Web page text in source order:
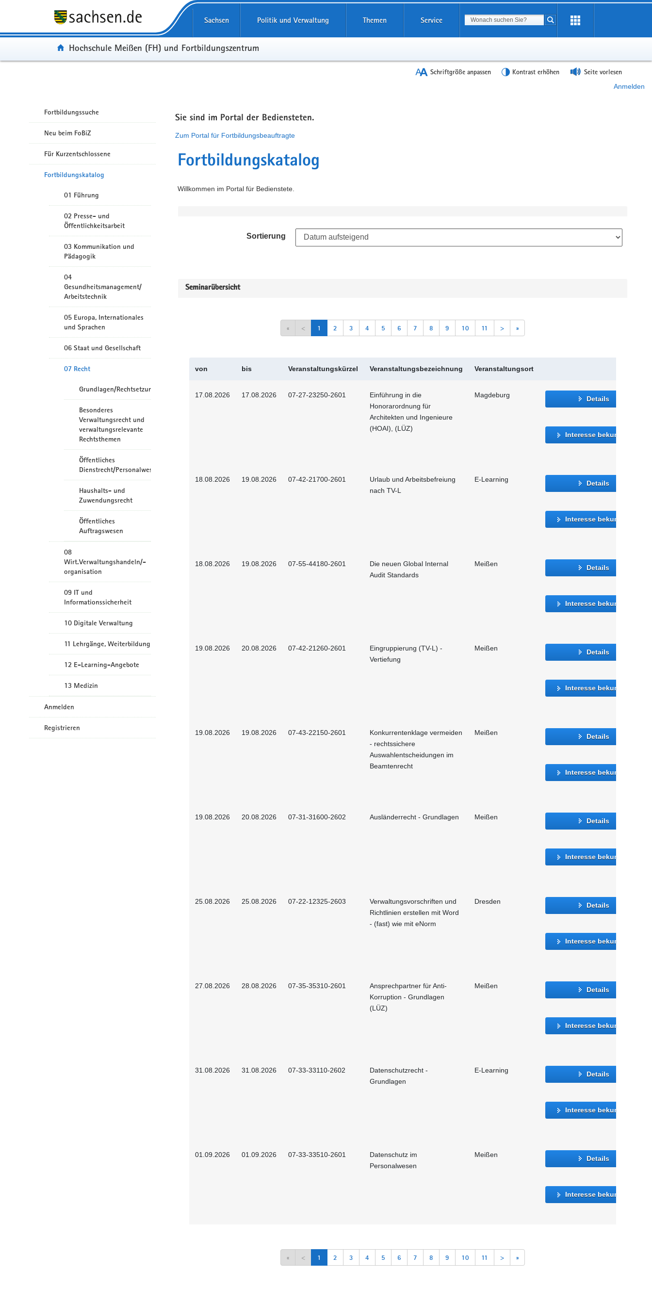
Sachsen Politik und Verwaltung Themen Service Suchbegriff
Suche starten
Portal:
Hochschule Meißen (FH) und Fortbildungszentrum
Schriftgröße anpassen Kontrast erhöhen Seite vorlesen
Anmelden
Fortbildungssuche
Neu beim FoBiZ
Für Kurzentschlossene
Fortbildungskatalog
01 Führung
02 Presse- und
Öffentlichkeitsarbeit
03 Kommunikation und
Pädagogik
04
Gesundheitsmanagement/
Arbeitstechnik
05 Europa, Internationales
und Sprachen
06 Staat und Gesellschaft
07 Recht
Grundlagen/Rechtsetzung
Besonderes
Verwaltungsrecht und
verwaltungsrelevante
Rechtsthemen
Öffentliches
Dienstrecht/Personalwesen
Haushalts- und
Zuwendungsrecht
Öffentliches
Auftragswesen
08
Wirt.Verwaltungshandeln/-
organisation
09 IT und
Informationssicherheit
10 Digitale Verwaltung
11 Lehrgänge, Weiterbildung
12 E-Learning-Angebote
13 Medizin
Anmelden
Registrieren
Sie sind im Portal der Bediensteten.
Zum Portal für Fortbildungsbeauftragte
Fortbildungskatalog
Willkommen im Portal für Bedienstete.
Sortierung
Seminarübersicht
« < 1 2 3 4 5 6 7 8 9 10 11 > »
von bis Veranstaltungskürzel Veranstaltungsbezeichnung Veranstaltungsort
17.08.2026 17.08.2026 07-27-23250-2601
Einführung in die
Honorarordnung für
Architekten und Ingenieure
(HOAI), (LÜZ)
Magdeburg Details
Interesse bekunden
18.08.2026 19.08.2026 07-42-21700-2601
Urlaub und Arbeitsbefreiung
nach TV-L
E-Learning Details
Interesse bekunden
18.08.2026 19.08.2026 07-55-44180-2601
Die neuen Global Internal
Audit Standards
Meißen Details
Interesse bekunden
19.08.2026 20.08.2026 07-42-21260-2601
Eingruppierung (TV-L) -
Vertiefung
Meißen Details
Interesse bekunden
19.08.2026 19.08.2026 07-43-22150-2601
Konkurrentenklage vermeiden
- rechtssichere
Auswahlentscheidungen im
Beamtenrecht
Meißen Details
Interesse bekunden
19.08.2026 20.08.2026 07-31-31600-2602 Ausländerrecht - Grundlagen Meißen Details
Interesse bekunden
25.08.2026 25.08.2026 07-22-12325-2603
Verwaltungsvorschriften und
Richtlinien erstellen mit Word
- (fast) wie mit eNorm
Dresden Details
Interesse bekunden
27.08.2026 28.08.2026 07-35-35310-2601
Ansprechpartner für Anti-
Korruption - Grundlagen
(LÜZ)
Meißen Details
Interesse bekunden
31.08.2026 31.08.2026 07-33-33110-2602
Datenschutzrecht -
Grundlagen
E-Learning Details
Interesse bekunden
01.09.2026 01.09.2026 07-33-33510-2601
Datenschutz im
Personalwesen
Meißen Details
Interesse bekunden
« < 1 2 3 4 5 6 7 8 9 10 11 > »